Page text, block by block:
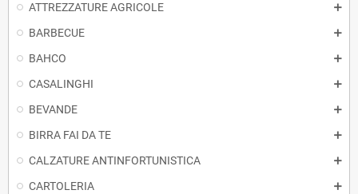
ATTREZZATURE AGRICOLE
BARBECUE
BAHCO
CASALINGHI
BEVANDE
BIRRA FAI DA TE
CALZATURE ANTINFORTUNISTICA
CARTOLERIA